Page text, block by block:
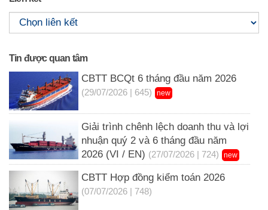
Tin được quan tâm
CBTT BCQt 6 tháng đầu năm 2026
(29/07/2026 | 645) new
Giải trình chênh lệch doanh thu và lợi
nhuận quý 2 và 6 tháng đầu năm
2026 (VI / EN) (27/07/2026 | 724) new
CBTT Hợp đồng kiểm toán 2026
(07/07/2026 | 748)